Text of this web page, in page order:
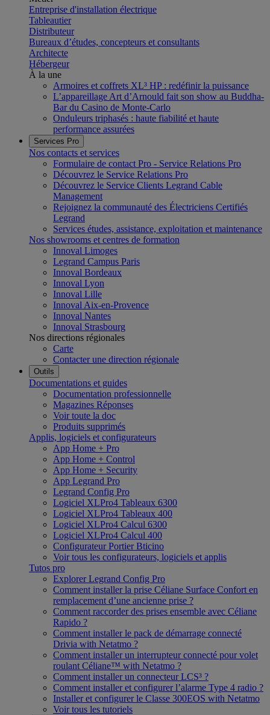
Entreprise d'installation électrique
Tableautier
Distributeur
Bureaux d’études, concepteurs et consultants
Architecte
Hébergeur
À la une
Armoires et coffrets XL³ HP : redéfinir la puissance
L’appareillage Art d’Arnould fait son show au Buddha-
Bar du Casino de Monte-Carlo
Onduleurs triphasés : haute fiabilité et haute
performance assurées
Services Pro
Nos contacts et services
Formulaire de contact Pro - Service Relations Pro
Découvrez le Service Relations Pro
Découvrez le Service Clients Legrand Cable
Management
Rejoignez la communauté des Électriciens Certifiés
Legrand
Services études, assistance, exploitation et maintenance
Nos showrooms et centres de formation
Innoval Limoges
Legrand Campus Paris
Innoval Bordeaux
Innoval Lyon
Innoval Lille
Innoval Aix-en-Provence
Innoval Nantes
Innoval Strasbourg
Nos directions régionales
Carte
Contacter une direction régionale
Outils
Documentations et guides
Documentation professionnelle
Magazines Réponses
Voir toute la doc
Produits supprimés
Applis, logiciels et configurateurs
App Home + Pro
App Home + Control
App Home + Security
App Legrand Pro
Legrand Config Pro
Logiciel XLPro4 Tableaux 6300
Logiciel XLPro4 Tableaux 400
Logiciel XLPro4 Calcul 6300
Logiciel XLPro4 Calcul 400
Configurateur Portier Bticino
Voir tous les configurateurs, logiciels et applis
Tutos pro
Explorer Legrand Config Pro
Comment installer la prise Céliane Surface Confort en
remplacement d’une ancienne prise ?
Comment raccorder des prises ensemble avec Céliane
Rapido ?
Comment installer le pack de démarrage connecté
Drivia with Netatmo ?
Comment installer un interrupteur connecté pour volet
roulant Céliane™ with Netatmo ?
Comment installer un connecteur LCS³ ?
Comment installer et configurer l’alarme Type 4 radio ?
Installer et configurer le Classe 300EOS with Netatmo
Voir tous les tutoriels